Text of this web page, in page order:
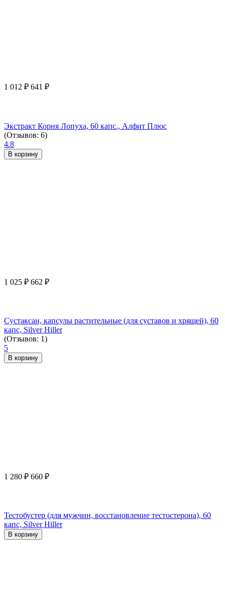
1 012 ₽ 641 ₽
Экстракт Корня Лопуха, 60 капс., Алфит Плюс
(Отзывов: 6)
4.8
В корзину
1 025 ₽ 662 ₽
Сустаксан, капсулы растительные (для суставов и хрящей), 60
капс, Silver Hiller
(Отзывов: 1)
5
В корзину
1 280 ₽ 660 ₽
Тестобустер (для мужчин, восстановление тестостерона), 60
капс, Silver Hiller
В корзину